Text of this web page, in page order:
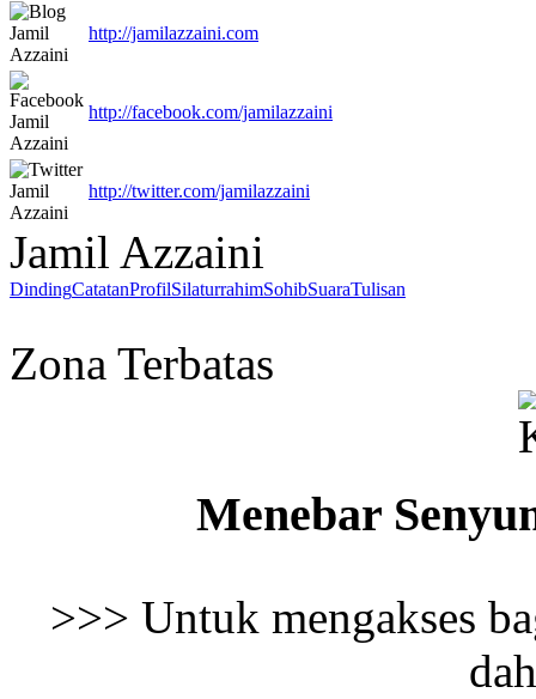
http://jamilazzaini.com
http://facebook.com/jamilazzaini
http://twitter.com/jamilazzaini
Jamil Azzaini
DindingCatatanProfilSilaturrahimSohibSuaraTulisan
Zona Terbatas
Menebar
>>> Untuk mengakses